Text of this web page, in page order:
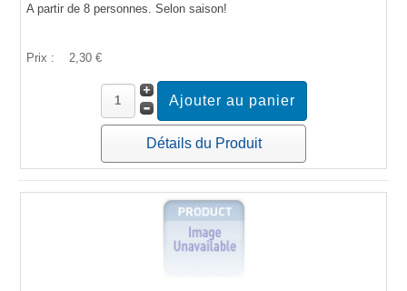
A partir de 8 personnes. Selon saison!
Prix : 2,30 €
Détails du Produit